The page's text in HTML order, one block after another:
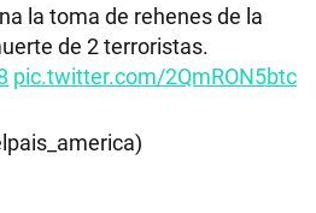
la toma de rehenes de la
de 2 terroristas.
pic.twitter.com/2QmRON5btc